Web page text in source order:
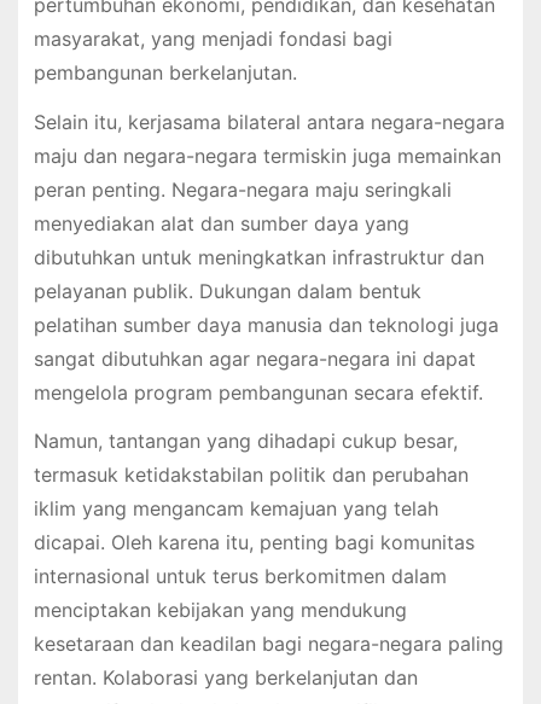
masyarakat, yang menjadi fondasi bagi
pembangunan berkelanjutan.
Selain itu, kerjasama bilateral antara negara-negara
maju dan negara-negara termiskin juga memainkan
peran penting. Negara-negara maju seringkali
menyediakan alat dan sumber daya yang
dibutuhkan untuk meningkatkan infrastruktur dan
pelayanan publik. Dukungan dalam bentuk
pelatihan sumber daya manusia dan teknologi juga
sangat dibutuhkan agar negara-negara ini dapat
mengelola program pembangunan secara efektif.
Namun, tantangan yang dihadapi cukup besar,
termasuk ketidakstabilan politik dan perubahan
iklim yang mengancam kemajuan yang telah
dicapai. Oleh karena itu, penting bagi komunitas
internasional untuk terus berkomitmen dalam
menciptakan kebijakan yang mendukung
kesetaraan dan keadilan bagi negara-negara paling
rentan. Kolaborasi yang berkelanjutan dan